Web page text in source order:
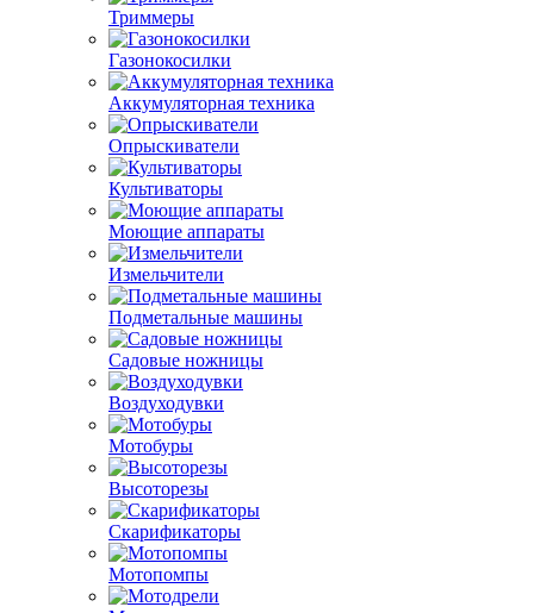
Триммеры
Газонокосилки
Аккумуляторная техника
Опрыскиватели
Культиваторы
Моющие аппараты
Измельчители
Подметальные машины
Садовые ножницы
Воздуходувки
Мотобуры
Высоторезы
Скарификаторы
Мотопомпы